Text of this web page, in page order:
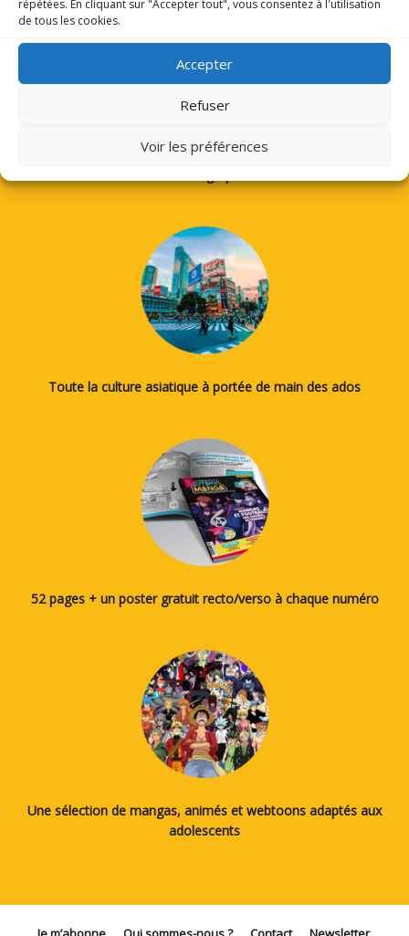
répétées. En cliquant sur "Accepter tout", vous consentez à l'utilisation
de tous les cookies.
Accepter
Refuser
Voir les préférences
Des tutos pour apprendre à dessiner des mangas, le japonais
Toute la culture asiatique à portée de main des ados
52 pages + un poster gratuit recto/verso à chaque numéro
Une sélection de mangas, animés et webtoons adaptés aux
adolescents